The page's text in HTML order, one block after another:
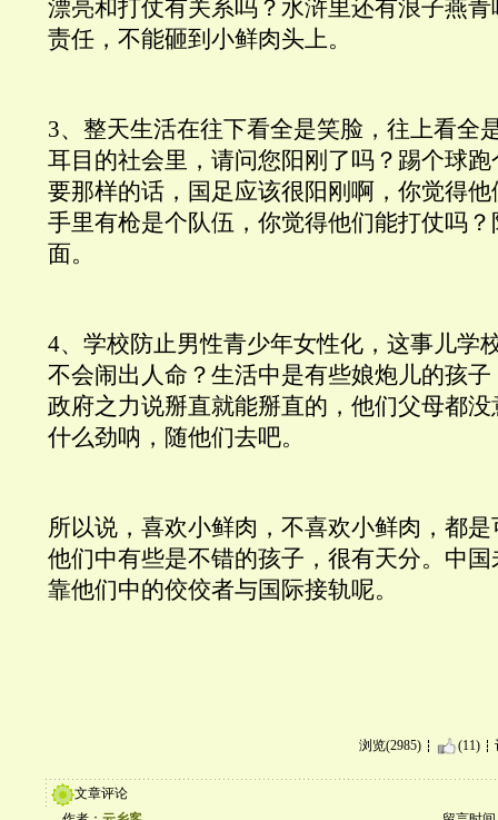
漂亮和打仗有关系吗？水浒里还有浪子燕
责任，不能砸到小鲜肉头上。
3、整天生活在往下看全是笑脸，往上看全
耳目的社会里，请问您阳刚了吗？踢个球
要那样的话，国足应该很阳刚啊，你觉得
手里有枪是个队伍，你觉得他们能打仗吗
面。
4、学校防止男性青少年女性化，这事儿学
不会闹出人命？生活中是有些娘炮儿的孩
政府之力说掰直就能掰直的，他们父母都
什么劲呐，随他们去吧。
所以说，喜欢小鲜肉，不喜欢小鲜肉，都
他们中有些是不错的孩子，很有天分。中
靠他们中的佼佼者与国际接轨呢。
浏览(2985) (11)
文章评论